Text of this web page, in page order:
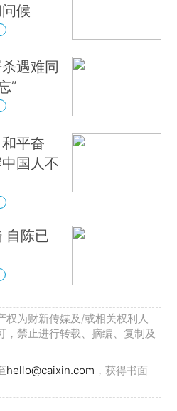
候
遇难同
”
平奋
国人不
自陈已
权为财新传媒及/或相关权利人
，禁止进行转载、摘编、复制及
hello@caixin.com ，获得书面